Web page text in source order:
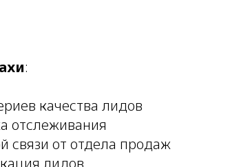
:
качества лидов
отслеживания
связи от отдела продаж
лидов